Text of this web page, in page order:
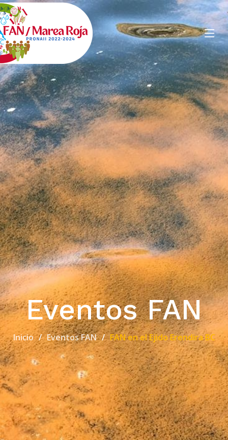
Eventos FAN
Inicio Eventos FAN FAN en el Ejido Erendira BC